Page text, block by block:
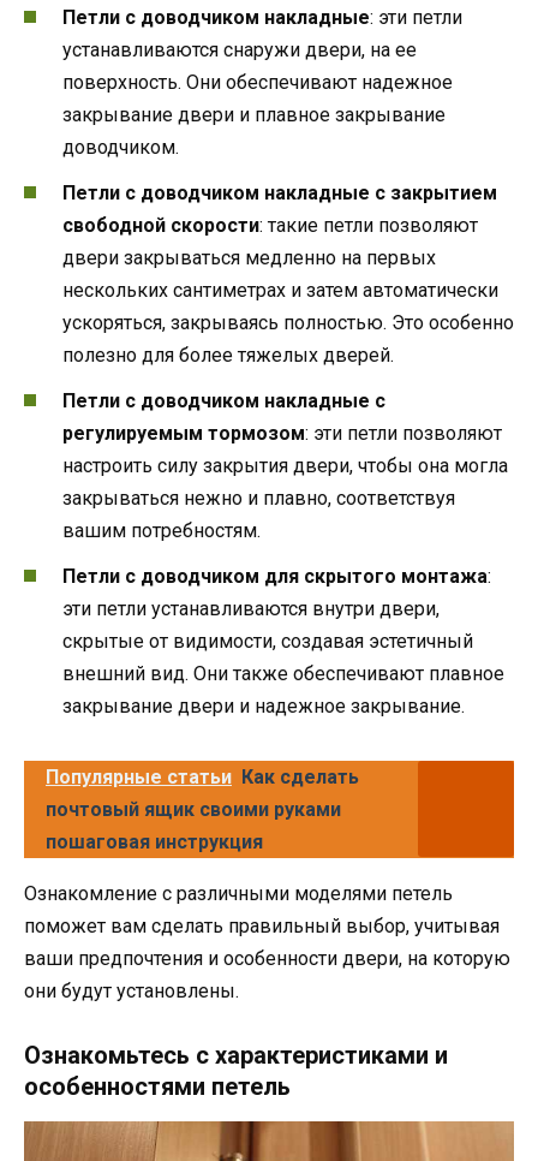
Петли с доводчиком накладные: эти петли
устанавливаются снаружи двери, на ее
поверхность. Они обеспечивают надежное
закрывание двери и плавное закрывание
доводчиком.
Петли с доводчиком накладные с закрытием
свободной скорости: такие петли позволяют
двери закрываться медленно на первых
нескольких сантиметрах и затем автоматически
ускоряться, закрываясь полностью. Это особенно
полезно для более тяжелых дверей.
Петли с доводчиком накладные с
регулируемым тормозом: эти петли позволяют
настроить силу закрытия двери, чтобы она могла
закрываться нежно и плавно, соответствуя
вашим потребностям.
Петли с доводчиком для скрытого монтажа:
эти петли устанавливаются внутри двери,
скрытые от видимости, создавая эстетичный
внешний вид. Они также обеспечивают плавное
закрывание двери и надежное закрывание.
Популярные статьи Как сделать
почтовый ящик своими руками
пошаговая инструкция
Ознакомление с различными моделями петель
поможет вам сделать правильный выбор, учитывая
ваши предпочтения и особенности двери, на которую
они будут установлены.
Ознакомьтесь с характеристиками и
особенностями петель